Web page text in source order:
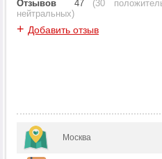
Отзывов
47(30
нейтральных)
+ Добавить отзыв
Москва